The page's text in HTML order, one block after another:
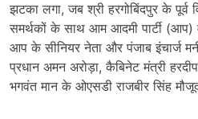
झटका लगा, जब श्री हरगोबिंदपुर के पूर्व
समर्थकों के साथ आम आदमी पार्टी (आप)
आप के सीनियर नेता और पंजाब इंचार्ज
प्रधान अमन अरोड़ा, कैबिनेट मंत्री
भगवंत मान के ओएसडी राजबीर सिंह